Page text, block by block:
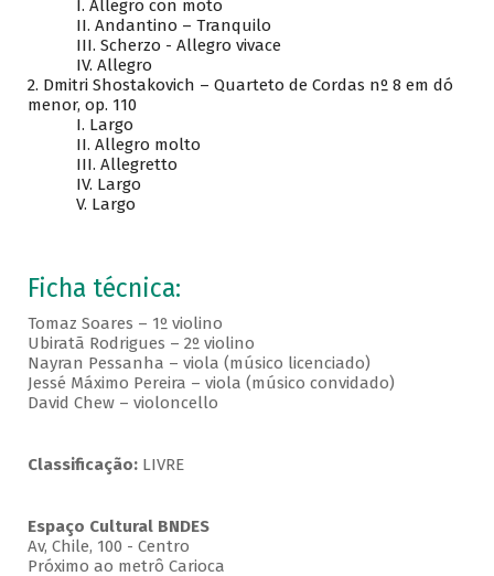
I. Allegro con moto
II. Andantino – Tranquilo
III. Scherzo - Allegro vivace
IV. Allegro
2. Dmitri Shostakovich – Quarteto de Cordas nº 8 em dó
menor, op. 110
I. Largo
II. Allegro molto
III. Allegretto
IV. Largo
V. Largo
Ficha técnica:
Tomaz Soares – 1º violino
Ubiratã Rodrigues – 2º violino
Nayran Pessanha – viola (músico licenciado)
Jessé Máximo Pereira – viola (músico convidado)
David Chew – violoncello
Classificação:LIVRE
Espaço Cultural BNDES
Av, Chile, 100 - Centro
Próximo ao metrô Carioca